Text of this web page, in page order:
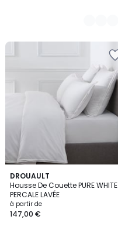
DROUAULT
Housse De Couette PURE WHITE
PERCALE LAVÉE
à partir de
147,00 €
11
Couleurs